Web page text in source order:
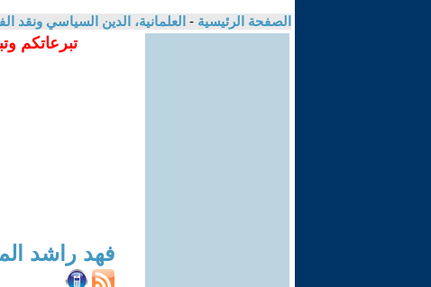
الصفحة الرئيسية - العلمانية، الدين السياسي ونقد
تبرعاتكم
فهد راشد